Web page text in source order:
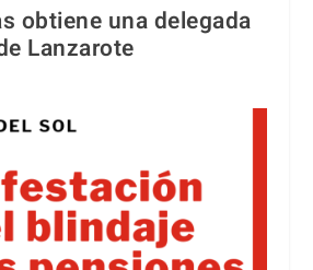
obtiene una delegada
Lanzarote